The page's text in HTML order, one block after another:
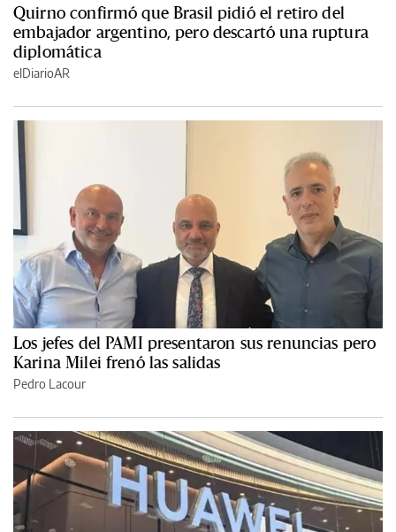
Quirno confirmó que Brasil pidió el retiro del
embajador argentino, pero descartó una ruptura
diplomática
elDiarioAR
Los jefes del PAMI presentaron sus renuncias pero
Karina Milei frenó las salidas
Pedro Lacour